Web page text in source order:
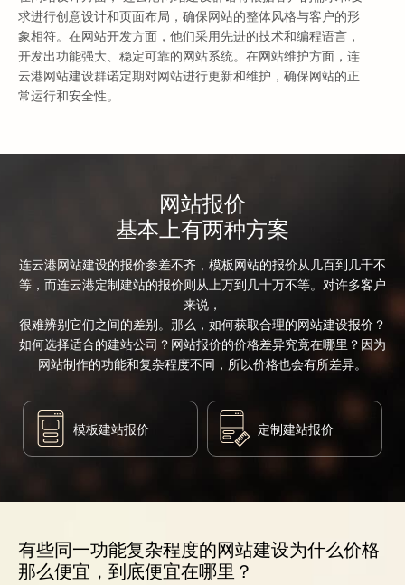
求进行创意设计和页面布局，确保网站的整体风格与客户的形
象相符。在网站开发方面，他们采用先进的技术和编程语言，
开发出功能强大、稳定可靠的网站系统。在网站维护方面，连
云港网站建设群诺定期对网站进行更新和维护，确保网站的正
常运行和安全性。
确定的。一般来说，小型网
网站报价
基本上有两种方案
连云港网站建设的报价参差不齐，模板网站的报价从几百到几千不
等，而连云港定制建站的报价则从上万到几十万不等。对许多客户
来说，
很难辨别它们之间的差别。那么，如何获取合理的网站建设报价？
如何选择适合的建站公司？网站报价的价格差异究竟在哪里？因为
网站制作的功能和复杂程度不同，所以价格也会有所差异。
模板建站报价 定制建站报价
有些同一功能复杂程度的网站建设为什么价格
那么便宜，到底便宜在哪里？